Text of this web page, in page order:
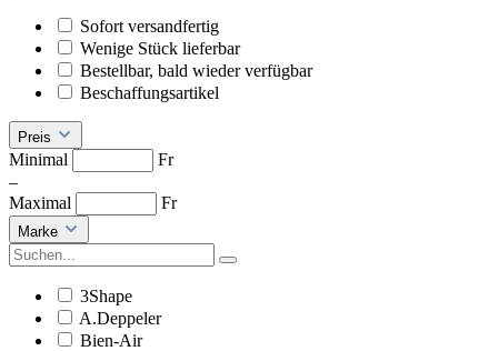
Sofort versandfertig
Wenige Stück lieferbar
Bestellbar, bald wieder verfügbar
Beschaffungsartikel
Preis
Minimal
Fr
–
Maximal
Fr
Marke
3Shape
A.Deppeler
Bien-Air